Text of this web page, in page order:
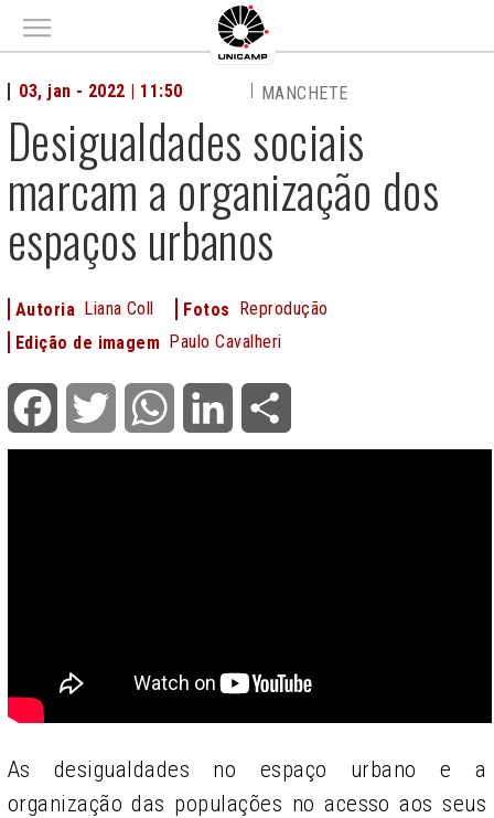
Main menu
Desigualdades sociais
marcam a organização dos
espaços urbanos
03, jan - 2022 | 11:50 MANCHETE
Autoria Liana Coll Fotos Reprodução
Edição de imagem Paulo Cavalheri
Facebook Twitter WhatsApp LinkedIn
As desigualdades no espaço urbano e a
organização das populações no acesso aos seus